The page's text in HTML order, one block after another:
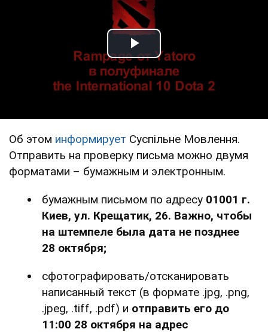
Play Video
Об этом информирует Суспільне Мовлення.
Отправить на проверку письма можно двумя
форматами – бумажным и электронным.
бумажным письмом по адресу 01001 г.
Киев, ул. Крещатик, 26. Важно, чтобы
на штемпеле была дата не позднее
28 октября;
сфотографировать/отсканировать
написанный текст (в формате .jpg, .png,
.jpeg, .tiff, .pdf) и отправить его до
11:00 28 октября на адрес